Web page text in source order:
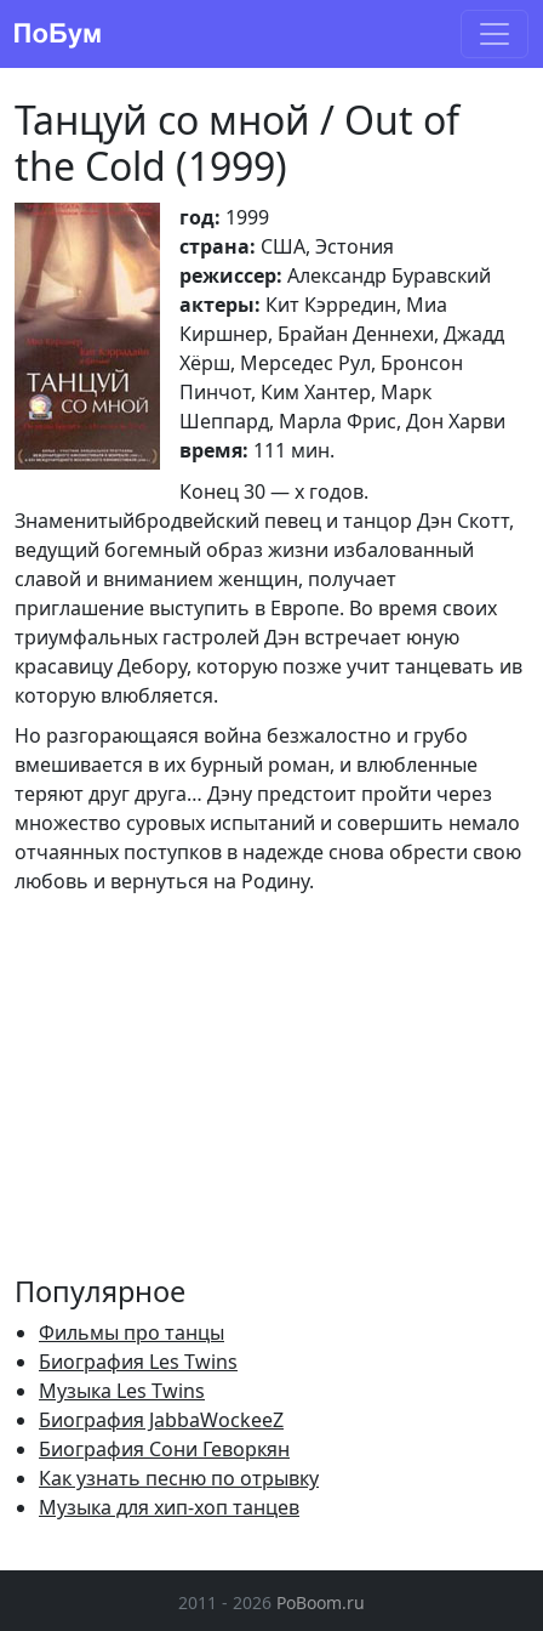
Танцуй со мной / Out of
the Cold (1999)
год: 1999
страна: США, Эстония
режиссер: Александр Буравский
актеры: Кит Кэрредин, Миа
Киршнер, Брайан Деннехи, Джадд
Хёрш, Мерседес Рул, Бронсон
Пинчот, Ким Хантер, Марк
Шеппард, Марла Фрис, Дон Харви
время: 111 мин.
Конец 30 — х годов.
Знаменитыйбродвейский певец и танцор Дэн Скотт,
ведущий богемный образ жизни избалованный
славой и вниманием женщин, получает
приглашение выступить в Европе. Во время своих
триумфальных гастролей Дэн встречает юную
красавицу Дебору, которую позже учит танцевать ив
которую влюбляется.
Но разгорающаяся война безжалостно и грубо
вмешивается в их бурный роман, и влюбленные
теряют друг друга… Дэну предстоит пройти через
множество суровых испытаний и совершить немало
отчаянных поступков в надежде снова обрести свою
любовь и вернуться на Родину.
Популярное
Фильмы про танцы
Биография Les Twins
Музыка Les Twins
Биография JabbaWockeeZ
Биография Сони Геворкян
Как узнать песню по отрывку
Музыка для хип-хоп танцев
2011 - 2026 PoBoom.ru